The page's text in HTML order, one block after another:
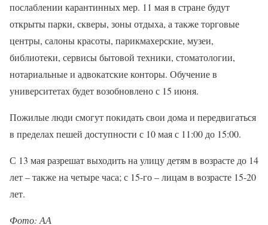
послаблении карантинных мер. 11 мая в стране будут
открыты парки, скверы, зоны отдыха, а также торговые
центры, салоны красоты, парикмахерские, музеи,
библиотеки, сервисы бытовой техники, стоматологии,
нотариальные и адвокатские конторы. Обучение в
университетах будет возобновлено с 15 июня.
Пожилые люди смогут покидать свои дома и передвигаться
в пределах пешей доступности с 10 мая с 11:00 до 15:00.
С 13 мая разрешат выходить на улицу детям в возрасте до 14
лет – также на четыре часа; с 15-го – лицам в возрасте 15-20
лет.
Фото: АА